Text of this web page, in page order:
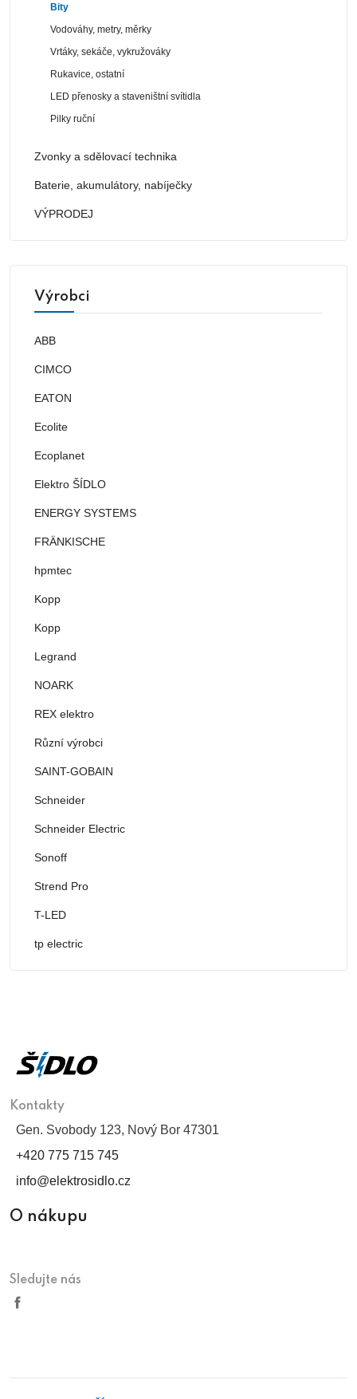
Bity
Vodováhy, metry, měrky
Vrtáky, sekáče, vykružováky
Rukavice, ostatní
LED přenosky a staveništní svítidla
Pilky ruční
Zvonky a sdělovací technika
Baterie, akumulátory, nabíječky
VÝPRODEJ
Výrobci
ABB
CIMCO
EATON
Ecolite
Ecoplanet
Elektro ŠÍDLO
ENERGY SYSTEMS
FRÄNKISCHE
hpmtec
Kopp
Kopp
Legrand
NOARK
REX elektro
Různí výrobci
SAINT-GOBAIN
Schneider
Schneider Electric
Sonoff
Strend Pro
T-LED
tp electric
Kontakty
Gen. Svobody 123, Nový Bor 47301
+420 775 715 745
info@elektrosidlo.cz
O nákupu
Sledujte nás